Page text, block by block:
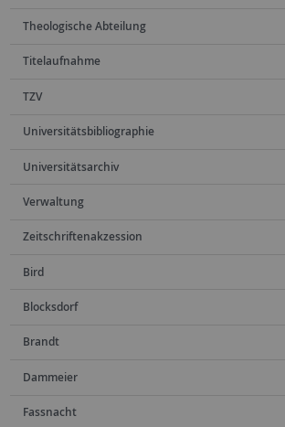
Theologische Abteilung
Titelaufnahme
TZV
Universitätsbibliographie
Universitätsarchiv
Verwaltung
Zeitschriftenakzession
Bird
Blocksdorf
Brandt
Dammeier
Fassnacht